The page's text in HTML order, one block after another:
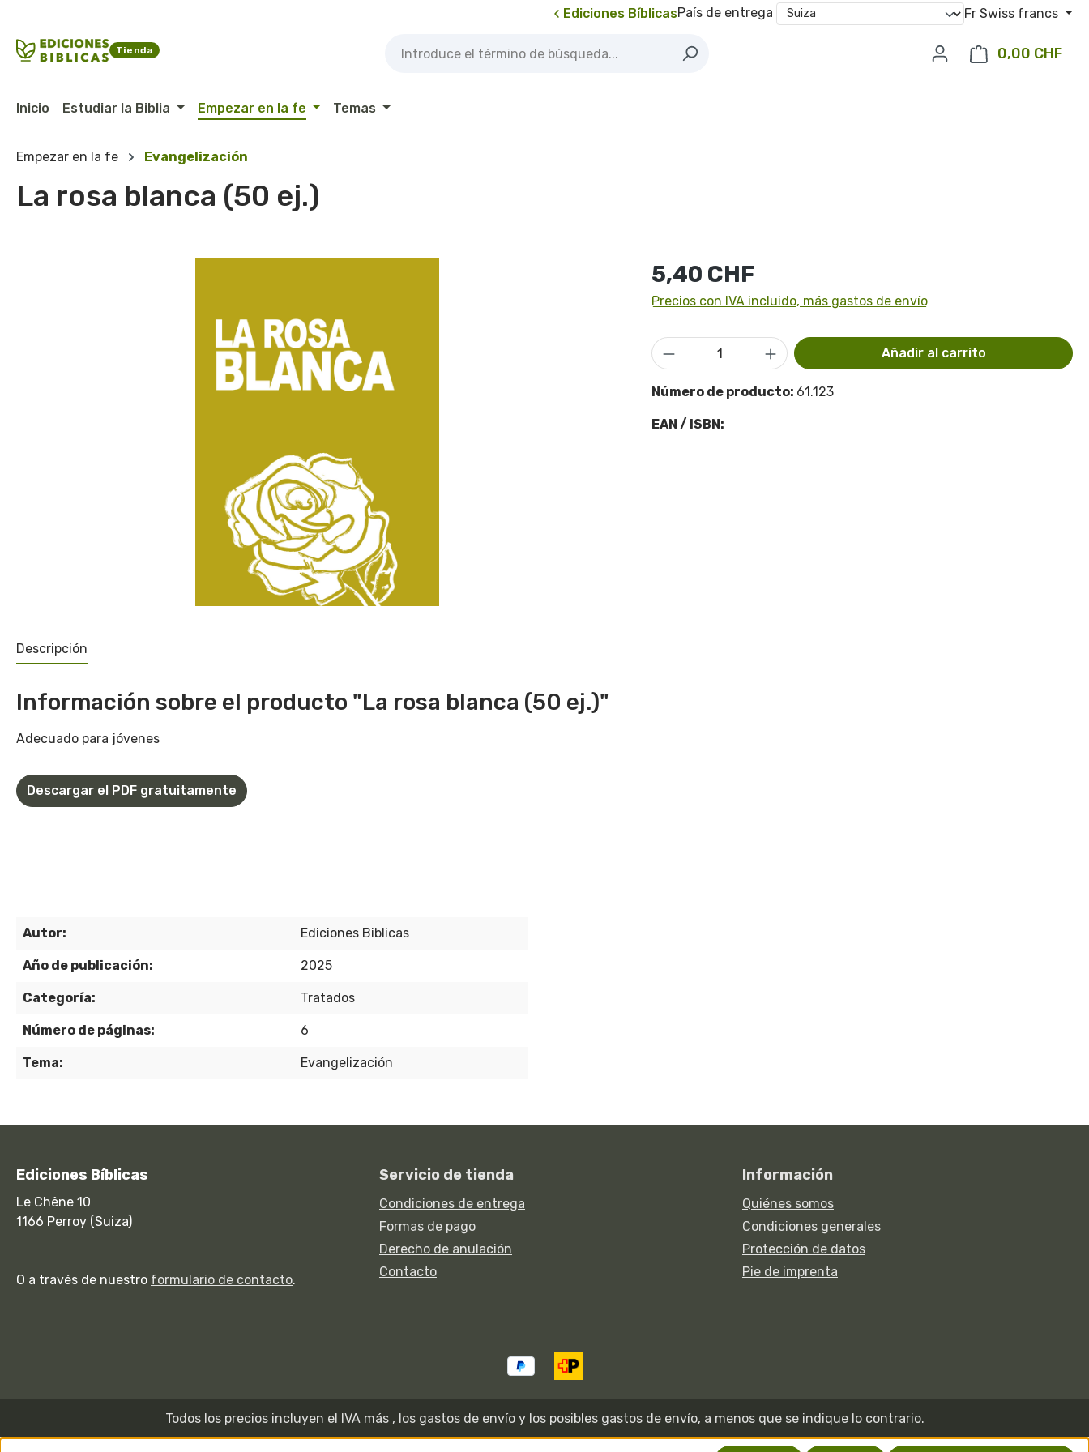
Ediciones BíblicasPaís de entrega Fr Swiss francs
Tienda 0,00 CHFEl
Inicio Estudiar la Biblia Empezar en la fe Temas
Empezar en la fe Evangelización
La rosa blanca (50 ej.)
Precio normal:
5,40 CHF
Precios con IVA incluido, más gastos de envío
Cantidad del producto: introduce la cantidad
Añadir al carrito
Número de producto: 61.123
EAN / ISBN:
Descripción
Información sobre el producto "La rosa blanca (50 ej.)"
Adecuado para jóvenes
Descargar el PDF gratuitamente
Autor: Ediciones Biblicas
Año de publicación: 2025
Categoría: Tratados
Número de páginas: 6
Tema: Evangelización
Ediciones Bíblicas
Le Chêne 10
1166 Perroy (Suiza)
O a través de nuestro formulario de contacto.
Servicio de tienda
Condiciones de entrega
Formas de pago
Derecho de anulación
Contacto
Información
Quiénes somos
Condiciones generales
Protección de datos
Pie de imprenta
Todos los precios incluyen el IVA más , los gastos de envíoy los posibles gastos de envío, a menos que se indique lo contrario.